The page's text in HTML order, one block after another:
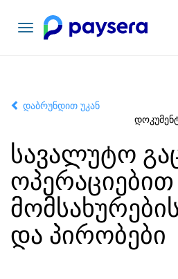
Toggle
navigation
დაბრუნდით უკან
სავალუტო
ოპერაციებით
და პირობები